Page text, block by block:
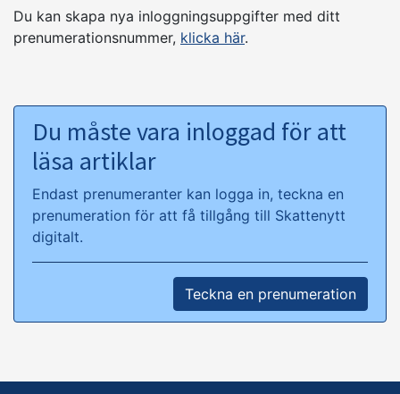
Du kan skapa nya inloggningsuppgifter med ditt
prenumerationsnummer, klicka här.
Du måste vara inloggad för att
läsa artiklar
Endast prenumeranter kan logga in, teckna en
prenumeration för att få tillgång till Skattenytt
digitalt.
Teckna en prenumeration